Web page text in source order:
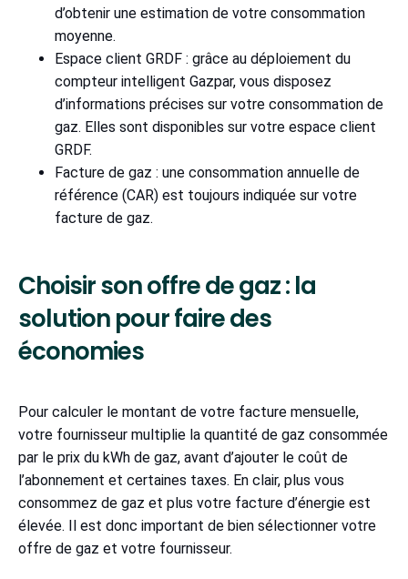
d’obtenir une estimation de votre consommation
moyenne.
Espace client GRDF : grâce au déploiement du
compteur intelligent Gazpar, vous disposez
d’informations précises sur votre consommation de
gaz. Elles sont disponibles sur votre espace client
GRDF.
Facture de gaz : une consommation annuelle de
référence (CAR) est toujours indiquée sur votre
facture de gaz.
Choisir son offre de gaz : la
solution pour faire des
économies
Pour calculer le montant de votre facture mensuelle,
votre fournisseur multiplie la quantité de gaz consommée
par le prix du kWh de gaz, avant d’ajouter le coût de
l’abonnement et certaines taxes. En clair, plus vous
consommez de gaz et plus votre facture d’énergie est
élevée. Il est donc important de bien sélectionner votre
offre de gaz et votre fournisseur.